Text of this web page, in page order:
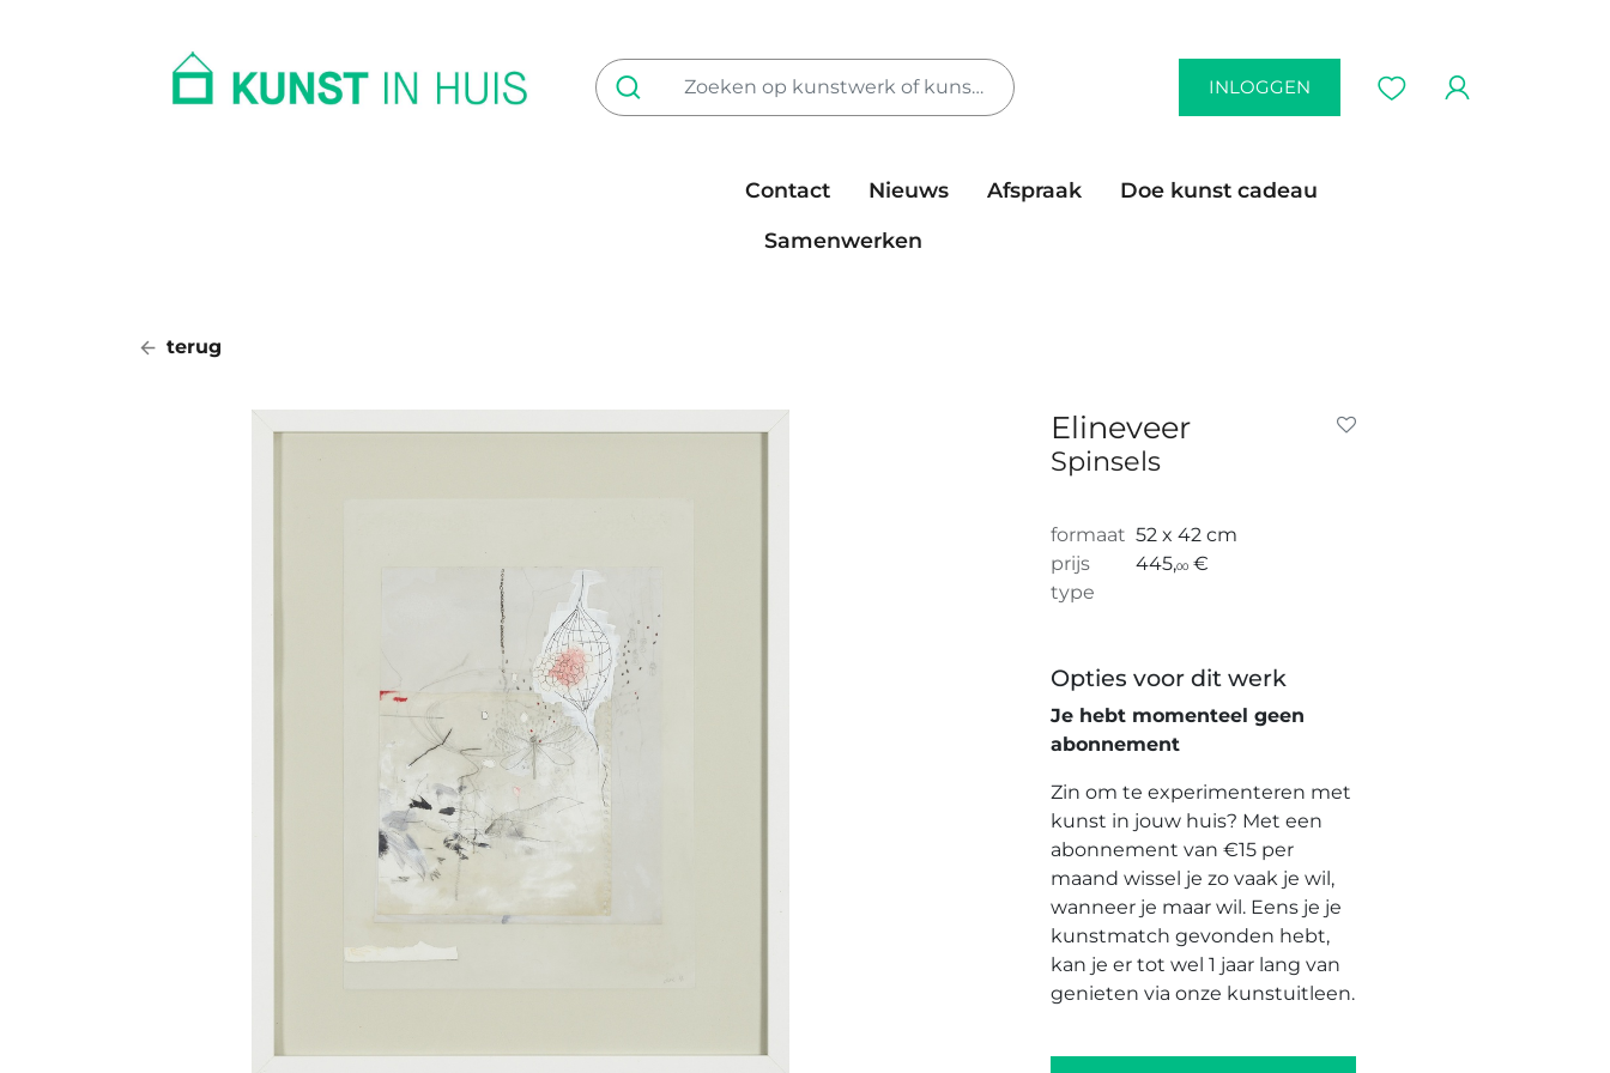
INLOGGEN
Contact Nieuws Afspraak
Doe kunst cadeau
Samenwerken
terug
Elineveer
Spinsels
formaat 52 x 42 cm
prijs
445,00 €
type
Opties voor dit werk
Je hebt momenteel geen
abonnement
Zin om te experimenteren met
kunst in jouw huis? Met een
abonnement van €15 per
maand wissel je zo vaak je wil,
wanneer je maar wil. Eens je je
kunstmatch gevonden hebt,
kan je er tot wel 1 jaar lang van
genieten via onze kunstuitleen.